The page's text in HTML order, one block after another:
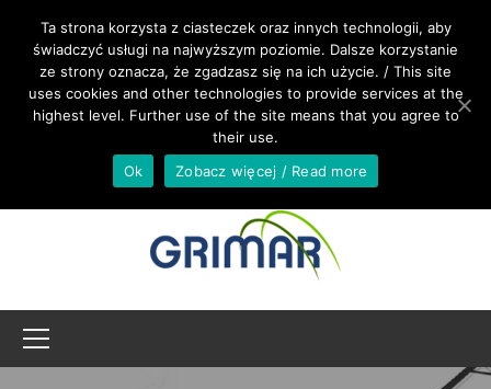
RUFEN SIE UNS AN +48 533 967 605
INTERNATIONAL@GRIMAR.EU
Ta strona korzysta z ciasteczek oraz innych technologii, aby
świadczyć usługi na najwyższym poziomie. Dalsze korzystanie
ze strony oznacza, że zgadzasz się na ich użycie. / This site
uses cookies and other technologies to provide services at the
highest level. Further use of the site means that you agree to
their use.
Ok
Zobacz więcej / Read more